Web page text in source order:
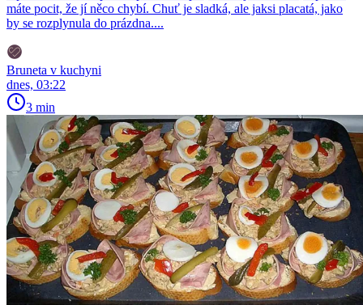
máte pocit, že jí něco chybí. Chuť je sladká, ale jaksi placatá, jako
by se rozplynula do prázdna....
Bruneta v kuchyni
dnes, 03:22
3 min